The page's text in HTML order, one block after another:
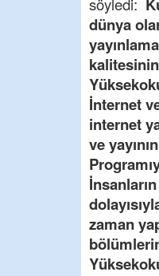
söyledi: 
dünya
İnternet
internet
ve
zaman